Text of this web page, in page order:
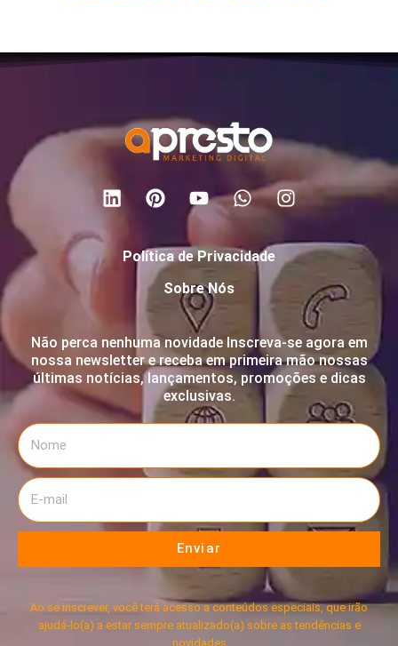
Política de Privacidade
Sobre Nós
Não perca nenhuma novidade Inscreva-se agora em
nossa newsletter e receba em primeira mão nossas
últimas notícias, lançamentos, promoções e dicas
exclusivas.
Enviar
Ao se inscrever, você terá acesso a conteúdos especiais, que irão
ajudá-lo(a) a estar sempre atualizado(a) sobre as tendências e
novidades